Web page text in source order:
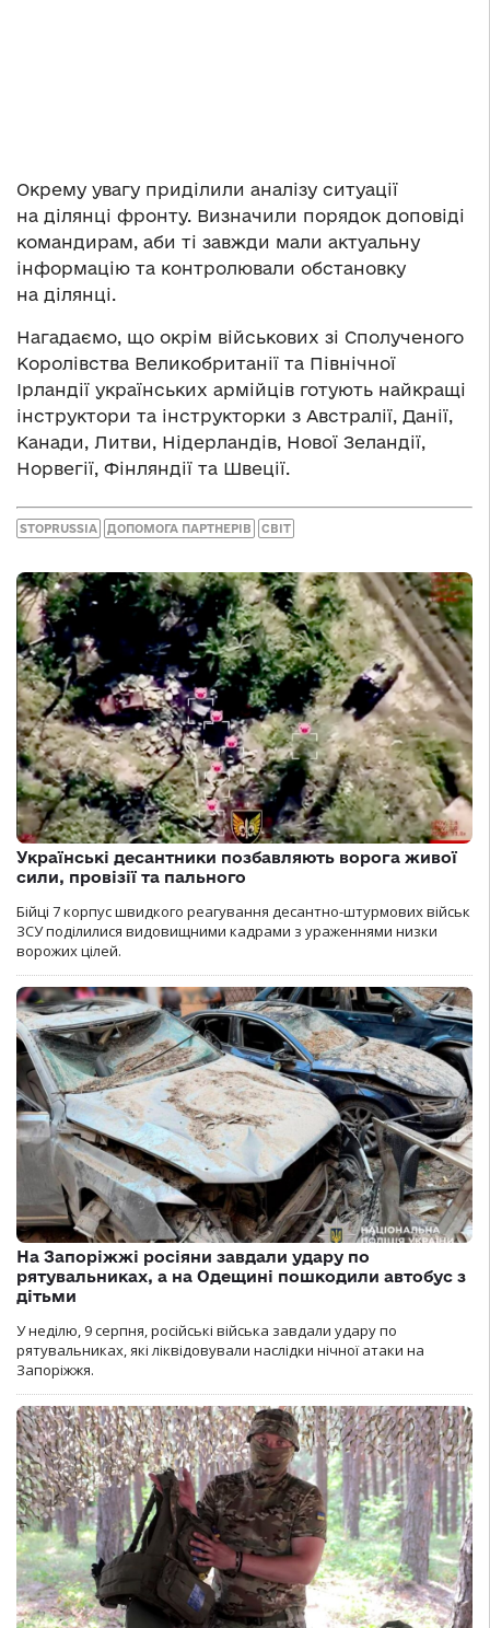
Окрему увагу приділили аналізу ситуації
на ділянці фронту. Визначили порядок доповіді
командирам, аби ті завжди мали актуальну
інформацію та контролювали обстановку
на ділянці.
Нагадаємо, що окрім військових зі Сполученого
Королівства Великобританії та Північної
Ірландії українських армійців готують найкращі
інструктори та інструкторки з Австралії, Данії,
Канади, Литви, Нідерландів, Нової Зеландії,
Норвегії, Фінляндії та Швеції.
STOPRUSSIA ДОПОМОГА ПАРТНЕРІВ СВІТ
Українські десантники позбавляють ворога живої
сили, провізії та пального
Бійці 7 корпус швидкого реагування десантно-штурмових військ
ЗСУ поділилися видовищними кадрами з ураженнями низки
ворожих цілей.
На Запоріжжі росіяни завдали удару по
рятувальниках, а на Одещині пошкодили автобус з
дітьми
У неділю, 9 серпня, російські війська завдали удару по
рятувальниках, які ліквідовували наслідки нічної атаки на
Запоріжжя.